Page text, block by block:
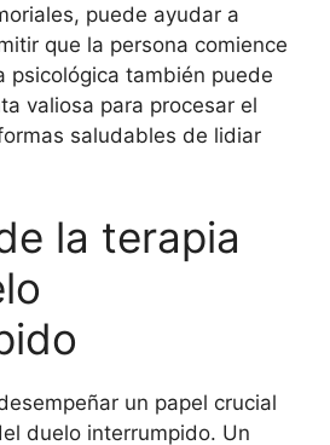
puede ayudar a
que la persona comience
psicológica también puede
valiosa para procesar el
saludables de lidiar
la terapia
un papel crucial
duelo interrumpido. Un